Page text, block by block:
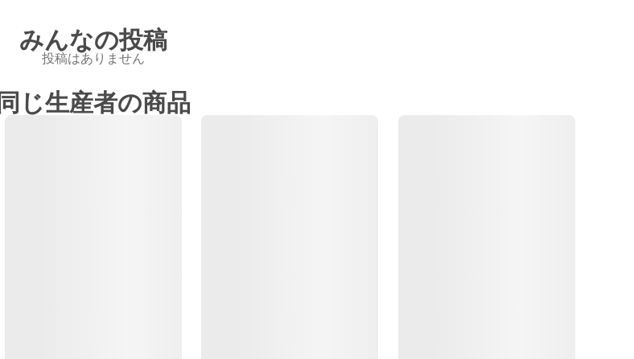
みんなの投稿
投稿はありません
同じ生産者の商品